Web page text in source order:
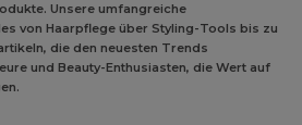
Unsere umfangreiche
von Haarpflege über Styling-Tools bis zu
die den neuesten Trends
und Beauty-Enthusiasten, die Wert auf